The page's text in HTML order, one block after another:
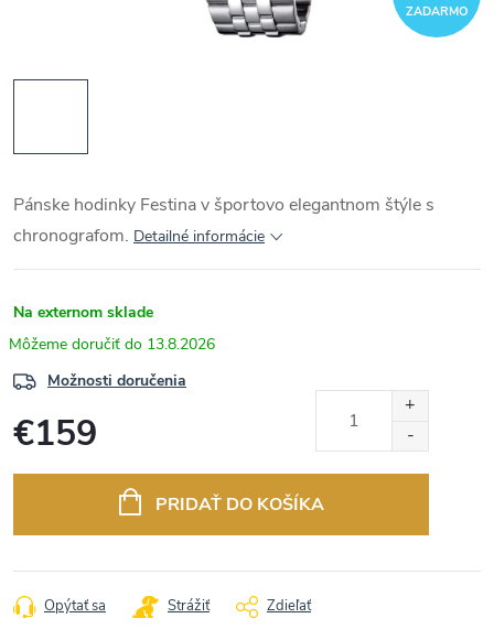
ZADARMO
Pánske hodinky Festina v športovo elegantnom štýle s
chronografom. Detailné informácie
Na externom sklade
13.8.2026
Možnosti doručenia
€159
PRIDAŤ DO KOŠÍKA
Opýtať sa Strážiť Zdieľať